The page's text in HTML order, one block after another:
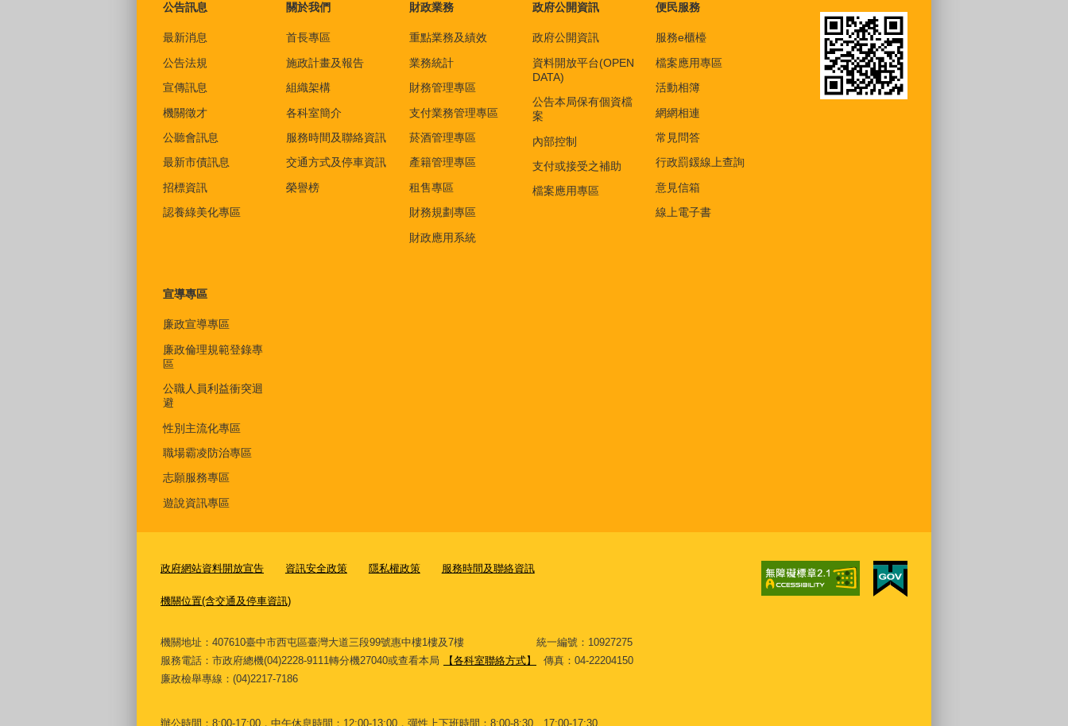
公告訊息
最新消息
公告法規
宣傳訊息
機關徵才
公聽會訊息
最新市債訊息
招標資訊
認養綠美化專區
關於我們
首長專區
施政計畫及報告
組織架構
各科室簡介
服務時間及聯絡資訊
交通方式及停車資訊
榮譽榜
財政業務
重點業務及績效
業務統計
財務管理專區
支付業務管理專區
菸酒管理專區
產籍管理專區
租售專區
財務規劃專區
財政應用系統
政府公開資訊
政府公開資訊
資料開放平台(OPEN
DATA)
公告本局保有個資檔
案
內部控制
支付或接受之補助
檔案應用專區
便民服務
服務e櫃檯
檔案應用專區
活動相簿
網網相連
常見問答
行政罰鍰線上查詢
意見信箱
線上電子書
宣導專區
廉政宣導專區
廉政倫理規範登錄專
區
公職人員利益衝突迴
避
性別主流化專區
職場霸凌防治專區
志願服務專區
遊說資訊專區
政府網站資料開放宣告 資訊安全政策 隱私權政策 服務時間及聯絡資訊
機關位置(含交通及停車資訊)
機關地址：407610臺中市西屯區臺灣大道三段99號惠中樓1樓及7樓 統一編號：10927275
服務電話 ：市政府總機(04)2228-9111轉分機27040或查看本局 【各科室聯絡方式】
傳真：04-22204150
廉政檢舉專線：(04)2217-7186
辦公時間：8:00-17:00，中午休息時間：12:00-13:00，彈性上下班時間：8:00-8:30、17:00-17:30